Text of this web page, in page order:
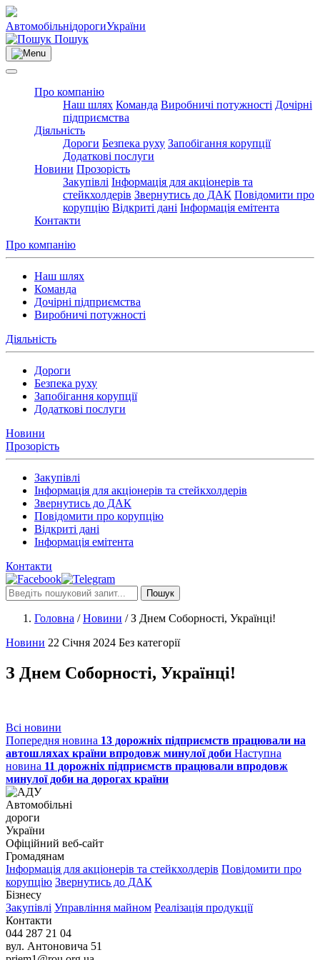
АвтомобільнідорогиУкраїни
Пошук
Про компанію
Наш шлях Команда Виробничі потужності Дочірні
підприємства
Діяльність
Дороги Безпека руху Запобігання корупції
Додаткові послуги
Новини Прозорість
Закупівлі Інформація для акціонерів та
стейкхолдерів Звернутись до ДАК Повідомити про
корупцію Відкриті дані Інформація емітента
Контакти
Про компанію
Наш шлях
Команда
Дочірні підприємства
Виробничі потужності
Діяльність
Дороги
Безпека руху
Запобігання корупції
Додаткові послуги
Новини
Прозорість
Закупівлі
Інформація для акціонерів та стейкхолдерів
Звернутись до ДАК
Повідомити про корупцію
Відкриті дані
Інформація емітента
Контакти
Пошук
Головна /Новини /З Днем Соборності, Українці!
Новини 22 Січня 2024 Без категорії
З Днем Соборності, Українці!
Всі новини
Попередня новина 13 дорожніх підприємств працювали на
автошляхах країни впродовж минулої доби Наступна
новина 11 дорожніх підприємств працювали впродовж
минулої доби на дорогах країни
Автомобільні
дороги
України
Офіційний веб‑сайт
Громадянам
Інформація для акціонерів та стейкхолдерів Повідомити про
корупцію Звернутись до ДАК
Бізнесу
Закупівлі Управління майном Реалізація продукції
Контакти
044 287 21 04
вул. Антоновича 51